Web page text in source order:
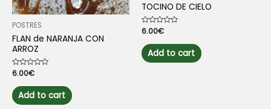
POSTRES
FLAN de NARANJA CON
ARROZ
Rated
0
out
of
5
6.00€
Add to cart
TOCINO DE CIELO
Rated
0
out
of
5
6.00€
Add to cart